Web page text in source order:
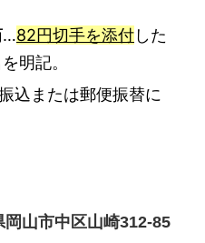
…82円切手を添付した
明記。
込または郵便振替に
山市中区山崎312-85